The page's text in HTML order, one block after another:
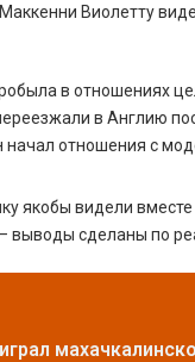
Виолетту
в отношениях
в Англию
начал отношения с
якобы видели
выводы сделаны по